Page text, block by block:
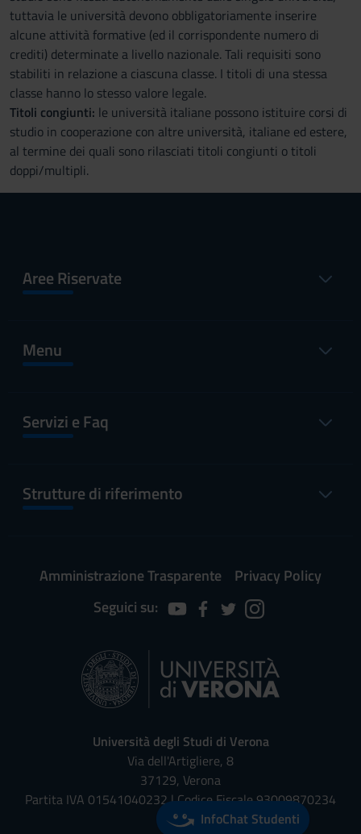
tuttavia le università devono obbligatoriamente inserire
alcune attività formative (ed il corrispondente numero di
crediti) determinate a livello nazionale. Tali requisiti sono
stabiliti in relazione a ciascuna classe. I titoli di una stessa
classe hanno lo stesso valore legale.
Titoli congiunti: le università italiane possono istituire corsi di
studio in cooperazione con altre università, italiane ed estere,
al termine dei quali sono rilasciati titoli congiunti o titoli
doppi/multipli.
Aree Riservate
Menu
Servizi e Faq
Strutture di riferimento
Amministrazione Trasparente
Privacy Policy
Seguici su:
Università degli Studi di Verona
Via dell'Artigliere, 8
37129, Verona
Partita IVA 01541040232 | Codice Fiscale 93009870234
InfoChat Studenti